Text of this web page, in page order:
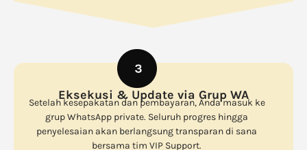
Eksekusi & Update via Grup WA
Setelah kesepakatan dan pembayaran, Anda masuk ke
grup WhatsApp private. Seluruh progres hingga
penyelesaian akan berlangsung transparan di sana
bersama tim VIP Support.